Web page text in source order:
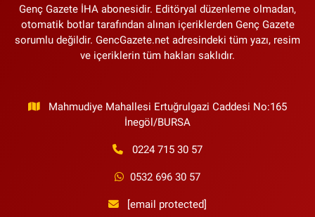
Genç Gazete İHA abonesidir. Editöryal düzenleme olmadan,
otomatik botlar tarafından alınan içeriklerden Genç Gazete
sorumlu değildir. GencGazete.net adresindeki tüm yazı, resim
ve içeriklerin tüm hakları saklıdır.
Mahmudiye Mahallesi Ertuğrulgazi Caddesi No:165
İnegöl/BURSA
0224 715 30 57
0532 696 30 57
[email protected]